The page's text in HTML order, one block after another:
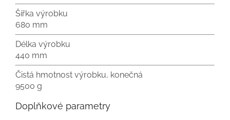
Šířka výrobku
680 mm
Délka výrobku
440 mm
Čistá hmotnost výrobku, konečná
9500 g
Doplňkové parametry